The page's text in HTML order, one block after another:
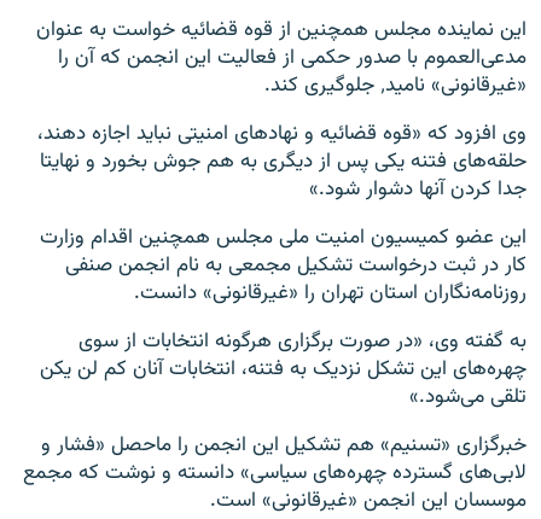
این نماینده مجلس همچنین از قوه قضائیه خواست به عنوان
مدعی‌العموم با صدور حکمی از فعالیت این انجمن که آن را
«غیرقانونی» نامید٬ جلوگیری کند.
وی افزود که «قوه قضائیه و نهادهای امنیتی نباید اجازه دهند،
حلقه‌های فتنه یکی پس از دیگری به هم جوش بخورد و نهایتا
جدا کردن آنها دشوار شود.»
این عضو کمیسیون امنیت ملی مجلس همچنین اقدام وزارت
کار در ثبت درخواست تشکیل مجمعی به نام انجمن صنفی
روزنامه‌نگاران استان تهران را «غیرقانونی» دانست.
به گفته وی، «در صورت برگزاری هرگونه انتخابات از سوی
چهره‌های این تشکل نزدیک به فتنه، انتخابات آنان کم لن یکن
تلقی می‌شود.»
خبرگزاری «تسنیم» هم تشکیل این انجمن را ماحصل «فشار و
لابی‌های گسترده چهره‌های سیاسی» دانسته و نوشت که مجمع
موسسان این انجمن «غیرقانونی» است.